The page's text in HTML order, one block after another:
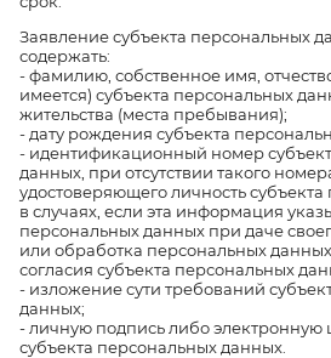
Заявление субъекта персональных
содержать:
- фамилию, собственное имя,
имеется) субъекта персональных
жительства (места пребывания);
- дату рождения субъекта
- идентификационный номер
данных, при отсутствии такого
удостоверяющего личность
в случаях, если эта информация
персональных данных при даче
или обработка персональных
согласия субъекта персональных
- изложение сути требований
данных;
- личную подпись либо
субъекта персональных данных.